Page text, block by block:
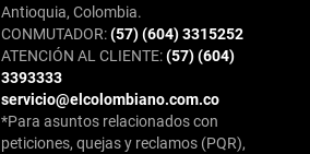
Antioquia, Colombia.
CONMUTADOR:(57) (604) 3315252
ATENCIÓN AL CLIENTE:(57) (604)
3393333
servicio@elcolombiano.com.co
*Para asuntos relacionados con
peticiones, quejas y reclamos (PQR),